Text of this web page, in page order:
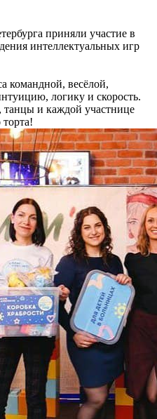
приняли участие в
интеллектуальных игр
командной, весёлой,
логику и скорость.
и каждой участнице
торта!